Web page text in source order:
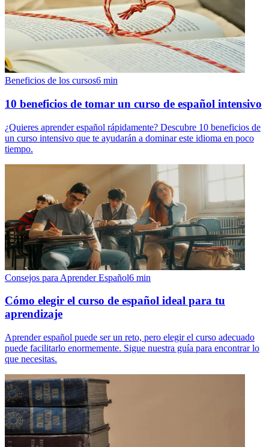
Beneficios de los cursos6 min
10 beneficios de tomar un curso de español intensivo
¿Quieres aprender español rápidamente? Descubre 10 beneficios de
un curso intensivo que te ayudarán a dominar este idioma en poco
tiempo.
Consejos para Aprender Español6 min
Cómo elegir el curso de español ideal para tu
aprendizaje
Aprender español puede ser un reto, pero elegir el curso adecuado
puede facilitarlo enormemente. Sigue nuestra guía para encontrar lo
que necesitas.